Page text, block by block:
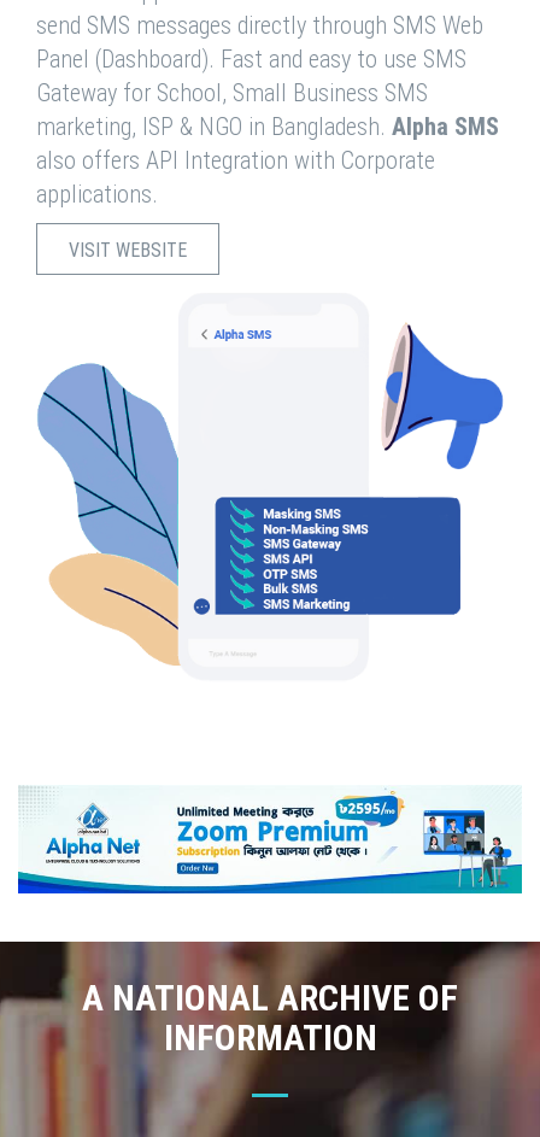
send SMS messages directly through SMS Web
Panel (Dashboard). Fast and easy to use SMS
Gateway for School, Small Business SMS
marketing, ISP & NGO in Bangladesh. Alpha SMS
also offers API Integration with Corporate
applications.
VISIT WEBSITE
A NATIONAL ARCHIVE OF
INFORMATION